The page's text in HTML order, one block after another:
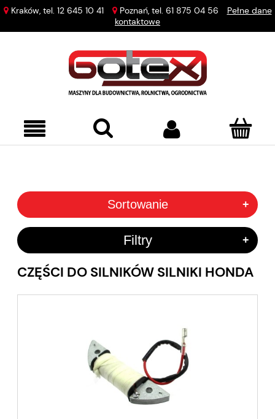
Kraków, tel. 12 645 10 41 Poznań, tel. 61 875 04 56
Pełne dane
kontaktowe
Sortowanie +
Filtry +
CZĘŚCI DO SILNIKÓW SILNIKI HONDA